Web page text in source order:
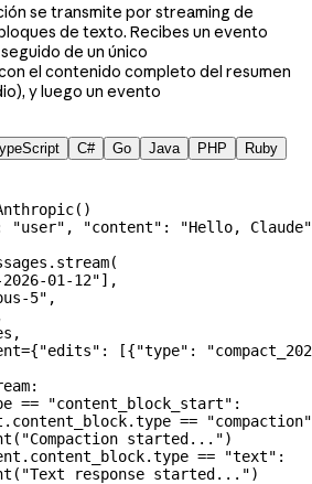
se transmite por streaming de
de texto. Recibes un evento
seguido de un único
el contenido completo del resumen
y luego un evento
C# Go Java PHP Ruby
"user" , "content" :
"Hello, Claude"
01-12"],
5" ,
={"edits" : [{"type" :
== "content_block_start" :
== "compaction"
( "Compaction started...")
== "text" :
( "Text response started...")